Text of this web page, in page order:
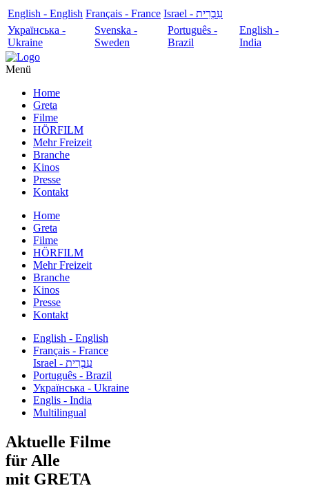
English - English Français - France
עִבְרִית - Israel
Українська -
Ukraine
Svenska -
Sweden
Português -
Brazil
English -
India
Menü
Home
Greta
Filme
HÖRFILM
Mehr Freizeit
Branche
Kinos
Presse
Kontakt
Home
Greta
Filme
HÖRFILM
Mehr Freizeit
Branche
Kinos
Presse
Kontakt
English - English
Français - France
עִבְרִית - Israel
Português - Brazil
Українська - Ukraine
Englis - India
Multilingual
Aktuelle Filme
für Alle
mit GRETA